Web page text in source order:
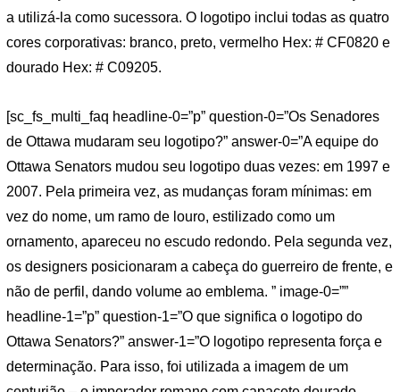
a utilizá-la como sucessora. O logotipo inclui todas as quatro
cores corporativas: branco, preto, vermelho Hex: # CF0820 e
dourado Hex: # C09205.
[sc_fs_multi_faq headline-0=”p” question-0=”Os Senadores
de Ottawa mudaram seu logotipo?” answer-0=”A equipe do
Ottawa Senators mudou seu logotipo duas vezes: em 1997 e
2007. Pela primeira vez, as mudanças foram mínimas: em
vez do nome, um ramo de louro, estilizado como um
ornamento, apareceu no escudo redondo. Pela segunda vez,
os designers posicionaram a cabeça do guerreiro de frente, e
não de perfil, dando volume ao emblema. ” image-0=””
headline-1=”p” question-1=”O que significa o logotipo do
Ottawa Senators?” answer-1=”O logotipo representa força e
determinação. Para isso, foi utilizada a imagem de um